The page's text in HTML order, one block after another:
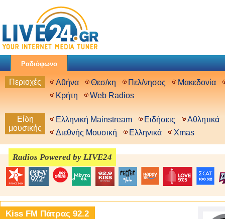
Ραδιόφωνο
Περιοχές Αθήνα Θεσ/κη Πελ/νησος
Μακεδονία
Κρήτη
Web Radios
Είδη
μουσικής
Ελληνική Mainstream Ειδήσεις
Αθλητικά
Διεθνής Μουσική
Ελληνικά Xmas
Radios Powered by LIVE24
Kiss FM Πάτρας 92.2